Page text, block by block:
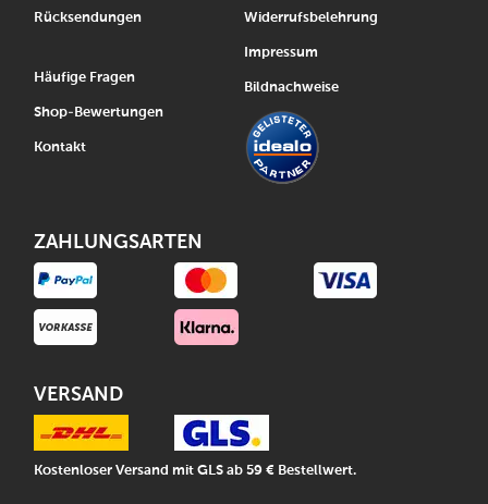
Rücksendungen
Häufige Fragen
Shop-Bewertungen
Kontakt
Widerrufsbelehrung
Impressum
Bildnachweise
ZAHLUNGSARTEN
VERSAND
Kostenloser Versand mit GLS ab 59 € Bestellwert.